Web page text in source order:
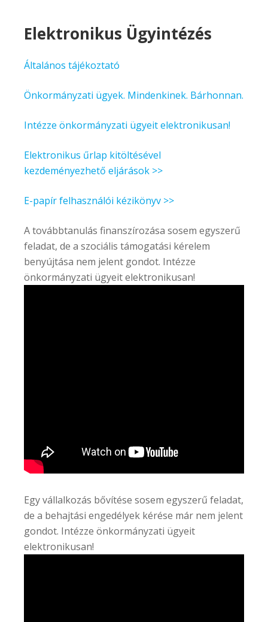
Elektronikus Ügyintézés
Általános tájékoztató
Önkormányzati ügyek. Mindenkinek. Bárhonnan.
Intézze önkormányzati ügyeit elektronikusan!
Elektronikus űrlap kitöltésével
kezdeményezhető eljárások >>
E-papír felhasználói kézikönyv >>
A továbbtanulás finanszírozása sosem egyszerű
feladat, de a szociális támogatási kérelem
benyújtása nem jelent gondot. Intézze
önkormányzati ügyeit elektronikusan!
Egy vállalkozás bővítése sosem egyszerű feladat,
de a behajtási engedélyek kérése már nem jelent
gondot. Intézze önkormányzati ügyeit
elektronikusan!